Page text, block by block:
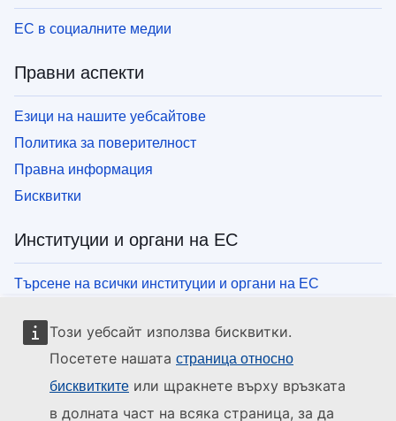
Този уебсайт използва бисквитки.
Посетете нашата страница относно
бисквитките или щракнете върху връзката
в долната част на всяка страница, за да
ЕС в социалните медии
Правни аспекти
Езици на нашите уебсайтове
Политика за поверителност
Правна информация
Бисквитки
Институции и органи на ЕС
Търсене на всички институции и органи на ЕС